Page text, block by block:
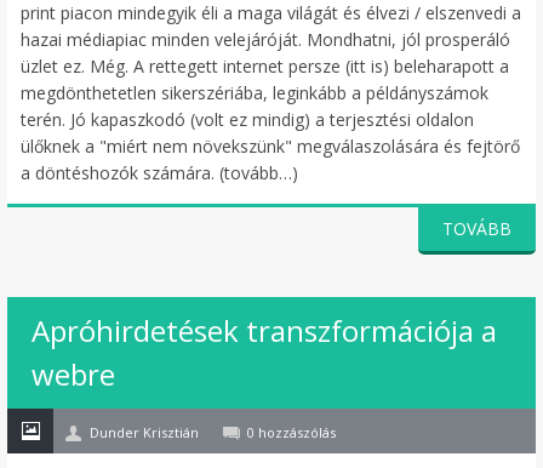
print piacon mindegyik éli a maga világát és élvezi / elszenvedi a
hazai médiapiac minden velejáróját. Mondhatni, jól prosperáló
üzlet ez. Még. A rettegett internet persze (itt is) beleharapott a
megdönthetetlen sikerszériába, leginkább a példányszámok
terén. Jó kapaszkodó (volt ez mindig) a terjesztési oldalon
ülőknek a "miért nem növekszünk" megválaszolására és fejtörő
a döntéshozók számára. (tovább…)
TOVÁBB
Apróhirdetések transzformációja a
webre
26
máj
Dunder Krisztián 0 hozzászólás